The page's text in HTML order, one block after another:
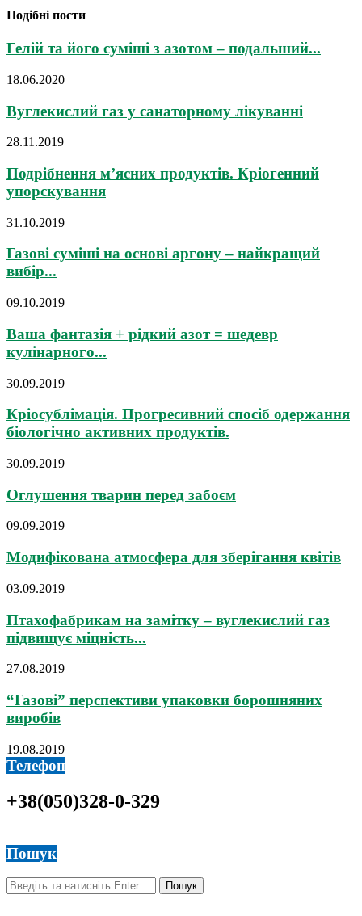
Подібні пости
Гелій та його суміші з азотом – подальший...
18.06.2020
Вуглекислий газ у санаторному лікуванні
28.11.2019
Подрібнення м’ясних продуктів. Кріогенний
упорскування
31.10.2019
Газові суміші на основі аргону – найкращий
вибір...
09.10.2019
Ваша фантазія + рідкий азот = шедевр
кулінарного...
30.09.2019
Кріосублімація. Прогресивний спосіб одержання
біологічно активних продуктів.
30.09.2019
Оглушення тварин перед забоєм
09.09.2019
Модифікована атмосфера для зберігання квітів
03.09.2019
Птахофабрикам на замітку – вуглекислий газ
підвищує міцність...
27.08.2019
“Газові” перспективи упаковки борошняних
виробів
19.08.2019
Телефон
+38(050)328-0-329
Пошук